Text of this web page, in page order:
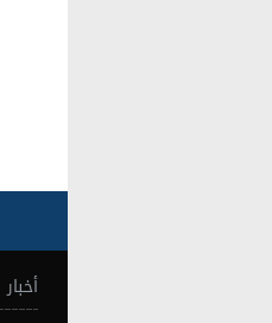
أخبار